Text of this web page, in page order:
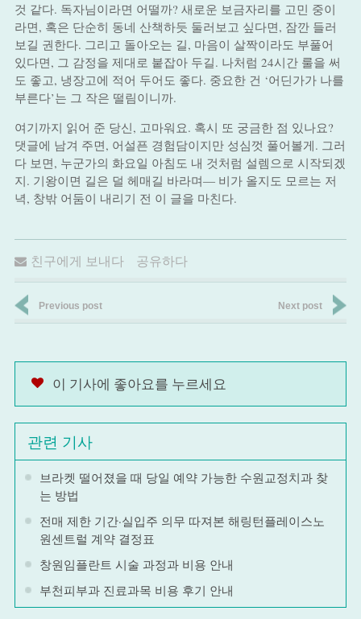
것 같다. 독자님이라면 어떨까? 새로운 보금자리를 고민 중이
라면, 혹은 단순히 동네 산책하듯 둘러보고 싶다면, 잠깐 들러
보길 권한다. 그리고 돌아오는 길, 마음이 살짝이라도 부풀어
있다면, 그 감정을 제대로 붙잡아 두길. 나처럼 24시간 룰을 써
도 좋고, 냉장고에 적어 두어도 좋다. 중요한 건 ‘어딘가가 나를
부른다’는 그 작은 떨림이니까.
여기까지 읽어 준 당신, 고마워요. 혹시 또 궁금한 점 있나요?
댓글에 남겨 주면, 어설픈 경험담이지만 성심껏 풀어볼게. 그러
다 보면, 누군가의 화요일 아침도 내 것처럼 설렘으로 시작되겠
지. 기왕이면 길은 덜 헤매길 바라며― 비가 올지도 모르는 저
녁, 창밖 어둠이 내리기 전 이 글을 마친다.
친구에게 보내다 공유하다
Previous post Next post
이 기사에 좋아요를 누르세요
관련 기사
브라켓 떨어졌을 때 당일 예약 가능한 수원교정치과 찾
는 방법
전매 제한 기간·실입주 의무 따져본 해링턴플레이스노
원센트럴 계약 결정표
창원임플란트 시술 과정과 비용 안내
부천피부과 진료과목 비용 후기 안내